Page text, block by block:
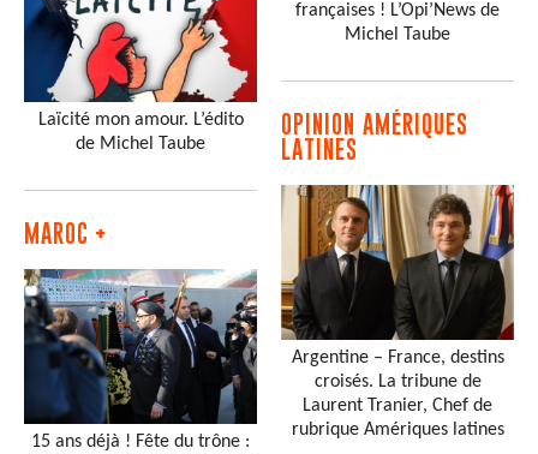
Laïcité mon amour. L’édito
de Michel Taube
MAROC +
15 ans déjà ! Fête du trône :
françaises ! L’Opi’News de
Michel Taube
OPINION AMÉRIQUES
LATINES
Argentine – France, destins
croisés. La tribune de
Laurent Tranier, Chef de
rubrique Amériques latines